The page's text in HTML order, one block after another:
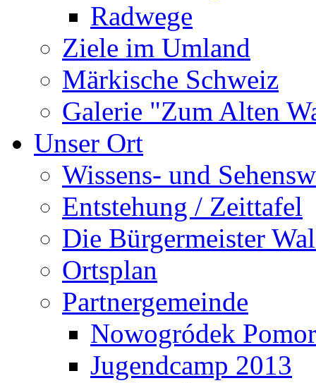
Radwege
Ziele im Umland
Märkische Schweiz
Galerie "Zum Alten
Unser Ort
Wissens- und
Entstehung / Zeittafel
Die Bürgermeister
Ortsplan
Partnergemeinde
Nowogródek
Jugendcamp 2013